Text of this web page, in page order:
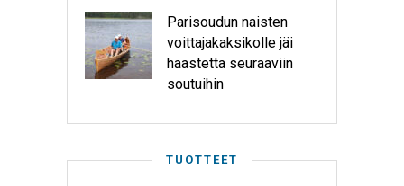
Parisoudun naisten
voittajakaksikolle jäi
haastetta seuraaviin
soutuihin
TUOTTEET